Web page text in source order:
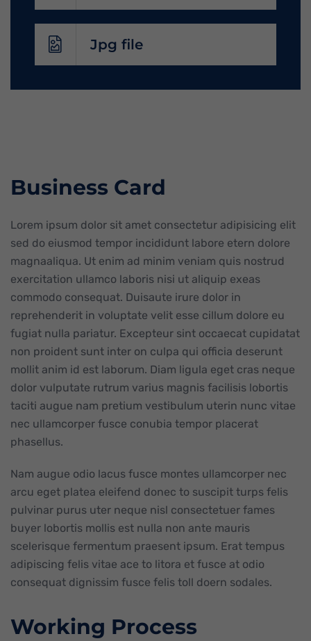
Jpg file
Business Card
Lorem ipsum dolor sit amet consectetur adipisicing elit
sed do eiusmod tempor incididunt labore etern dolore
magnaaliqua. Ut enim ad minim veniam quis nostrud
exercitation ullamco laboris nisi ut aliquip exeas
commodo consequat. Duisaute irure dolor in
reprehenderit in voluptate velit esse cillum dolore eu
fugiat nulla pariatur. Excepteur sint occaecat cupidatat
non proident sunt inter on culpa qui officia deserunt
mollit anim id est laborum. Diam ligula eget cras neque
dolor vulputate rutrum varius magnis facilisis lobortis
taciti augue nam pretium vestibulum uterin nunc vitae
nec ullamcorper fusce conubia tempor placerat
phasellus.
Nam augue odio lacus fusce montes ullamcorper nec
arcu eget platea eleifend donec to suscipit turps felis
pulvinar purus uter neque nisl consectetuer fames
buyer lobortis mollis est nulla non ante mauris
scelerisque fermentum praesent ipsum. Erat tempus
adipiscing felis vitae ace to litora et fusce at odio
consequat dignissim fusce felis toll doern sodales.
Working Process